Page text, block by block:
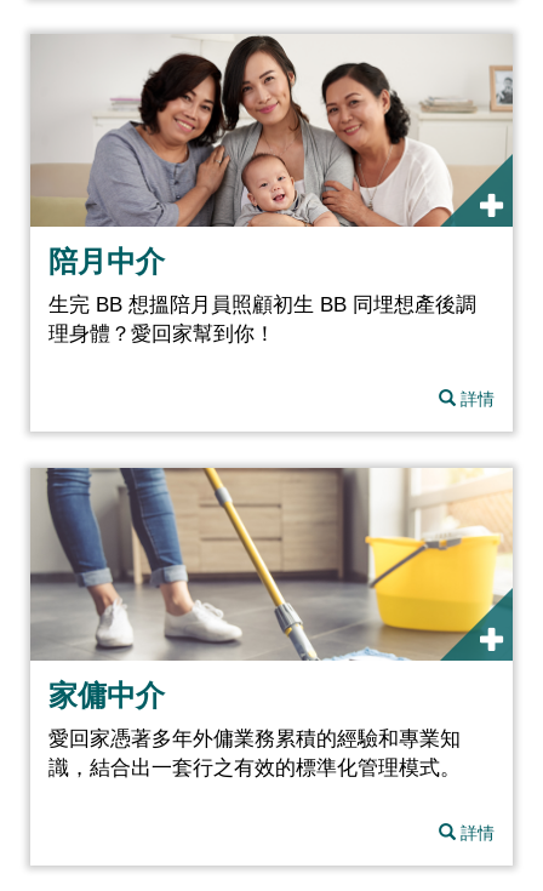
陪月中介
生完 BB 想搵陪月員照顧初生 BB 同埋想產後調
理身體？愛回家幫到你！
詳情
家傭中介
愛回家憑著多年外傭業務累積的經驗和專業知
識，結合出一套行之有效的標準化管理模式。
詳情